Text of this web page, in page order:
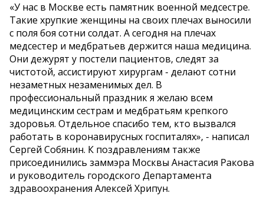
«У нас в Москве есть памятник военной медсестре.
Такие хрупкие женщины на своих плечах выносили
с поля боя сотни солдат. А сегодня на плечах
медсестер и медбратьев держится наша медицина.
Они дежурят у постели пациентов, следят за
чистотой, ассистируют хирургам - делают сотни
незаметных незаменимых дел. В
профессиональный праздник я желаю всем
медицинским сестрам и медбратьям крепкого
здоровья. Отдельное спасибо тем, кто вызвался
работать в коронавирусных госпиталях», - написал
Сергей Собянин. К поздравлениям также
присоединились заммэра Москвы Анастасия Ракова
и руководитель городского Департамента
здравоохранения Алексей Хрипун.